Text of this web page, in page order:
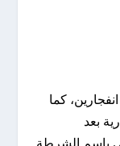
كما
بعد